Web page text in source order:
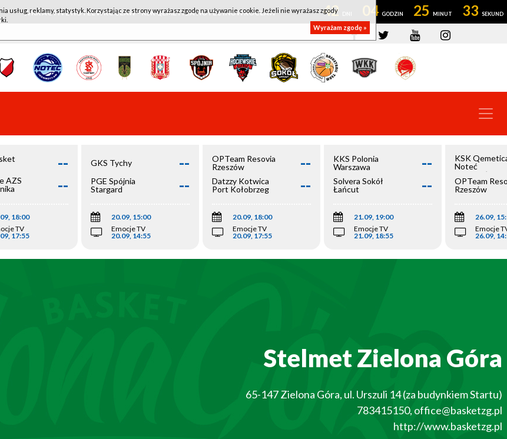
WKK ACTIVE HOTEL WROCŁAW - KSK QEMETICA NOTEĆ INOWROCŁAW 42 04 25 33
--
AZS
--
18:00
TV
17:55
GKS Tychy --
PGE Spójnia
Stargard
--
20.09, 15:00
Emocje TV
20.09, 14:55
OPTeam Resovia
Rzeszów
--
Datzzy Kotwica
Port Kołobrzeg
--
20.09, 18:00
Emocje TV
20.09, 17:55
KKS Polonia
Warszawa
--
Solvera Sokół
Łańcut
--
21.09, 19:00
Emocje TV
21.09, 18:55
KSK
Noteć
Inowrocław
OPTeam
Rzeszów
26.09,
Emocje
26.09,
Stelmet Zielona Góra
65-147Zielona Góra, ul. Urszuli 14 (za budynkiem Startu)
783415150, office@basketzg.pl
http://www.basketzg.pl
usług, reklamy, statystyk. Korzystając ze strony wyrażasz zgodę na używanie cookie. Jeżeli nie wyrażasz zgody
Wyrażam zgodę »